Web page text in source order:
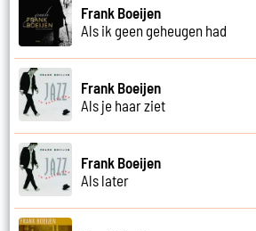
Frank Boeijen
Als ik geen geheugen had
Frank Boeijen
Als je haar ziet
Frank Boeijen
Als later